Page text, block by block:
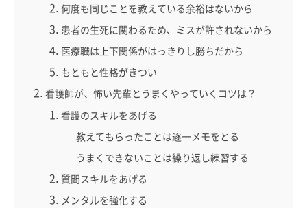
何度も同じことを教えている余裕はないから
患者の生死に関わるため、ミスが許されないから
医療職は上下関係がはっきりし勝ちだから
もともと性格がきつい
看護師が、怖い先輩とうまくやっていくコツは？
看護のスキルをあげる
教えてもらったことは逐一メモをとる
うまくできないことは繰り返し練習する
質問スキルをあげる
メンタルを強化する